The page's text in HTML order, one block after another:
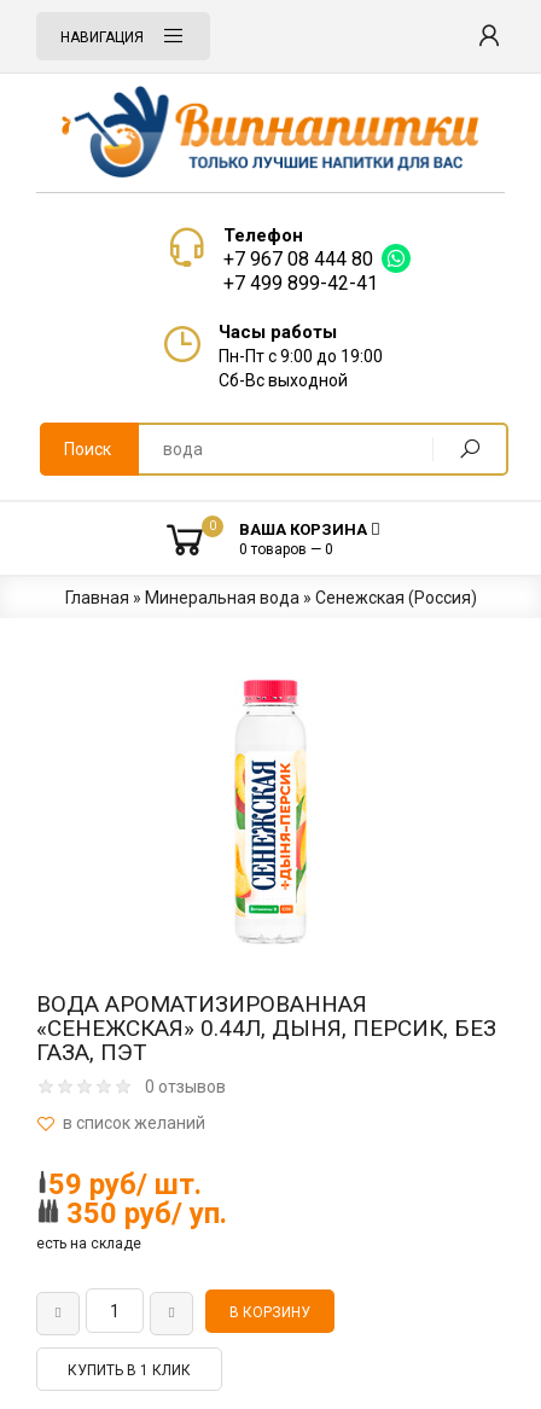
НАВИГАЦИЯ
Телефон
+7 967 08 444 80
+7 499 899-42-41
Часы работы
Пн-Пт с 9:00 до 19:00
Сб-Вс выходной
Поиск
0 ВАША КОРЗИНА
0 товаров — 0
Главная » Минеральная вода » Сенежская (Россия)
ВОДА АРОМАТИЗИРОВАННАЯ
«СЕНЕЖСКАЯ» 0.44Л, ДЫНЯ, ПЕРСИК, БЕЗ
ГАЗА, ПЭТ
0 отзывов
59 руб/ шт.
350 руб/ уп.
есть на складе
КУПИТЬ В 1 КЛИК